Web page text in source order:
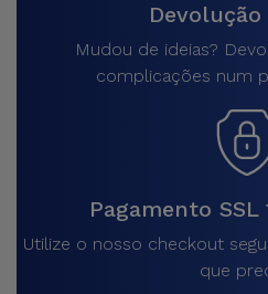
Devolução
Mudou de ideias?
complicações num
Pagamento SSL
Utilize o nosso checkout
que